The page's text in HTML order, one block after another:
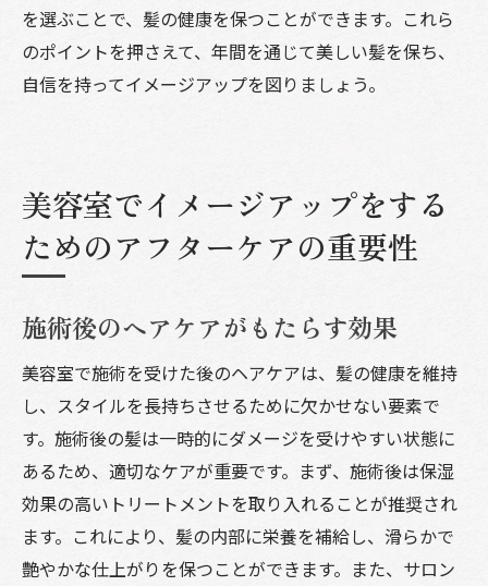
を選ぶことで、髪の健康を保つことができます。これら
のポイントを押さえて、年間を通じて美しい髪を保ち、
自信を持ってイメージアップを図りましょう。
美容室でイメージアップをする
ためのアフターケアの重要性
施術後のヘアケアがもたらす効果
美容室で施術を受けた後のヘアケアは、髪の健康を維持
し、スタイルを長持ちさせるために欠かせない要素で
す。施術後の髪は一時的にダメージを受けやすい状態に
あるため、適切なケアが重要です。まず、施術後は保湿
効果の高いトリートメントを取り入れることが推奨され
ます。これにより、髪の内部に栄養を補給し、滑らかで
艶やかな仕上がりを保つことができます。また、サロン